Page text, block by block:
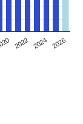
2022 2024 2026